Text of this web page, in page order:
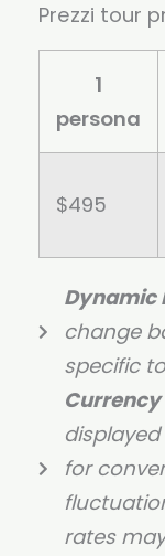
Prezzi tour
1
persona
$495
Dynamic
change
specific
displayed
for
rates